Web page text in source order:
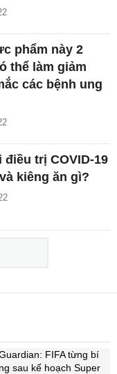
phẩm này 2
thể làm giảm
các bệnh ung
điều trị COVID-19
kiêng ăn gì?